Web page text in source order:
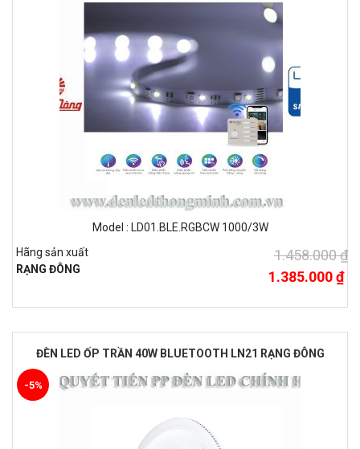
Model : LD01.BLE.RGBCW 1000/3W
Hãng sản xuất
RẠNG ĐÔNG
1.458.000 ₫
1.385.000 ₫
ĐÈN LED ỐP TRẦN 40W BLUETOOTH LN21 RẠNG ĐÔNG
-5%